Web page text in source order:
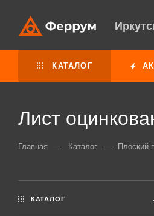
КАТАЛОГ
Лист
Главная — Каталог — Плоский
КАТАЛОГ